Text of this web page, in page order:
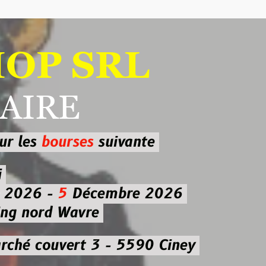
SRL
suivante
5Décembre 2026
Wavre
3 - 5590 Ciney